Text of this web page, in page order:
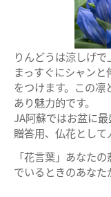
りんどうは涼しげで
まっすぐにシャン
をつけます。この
あり魅力的です。
JA阿蘇ではお盆に最
贈答用、仏花として
「花言葉」あなた
でいるときのあな